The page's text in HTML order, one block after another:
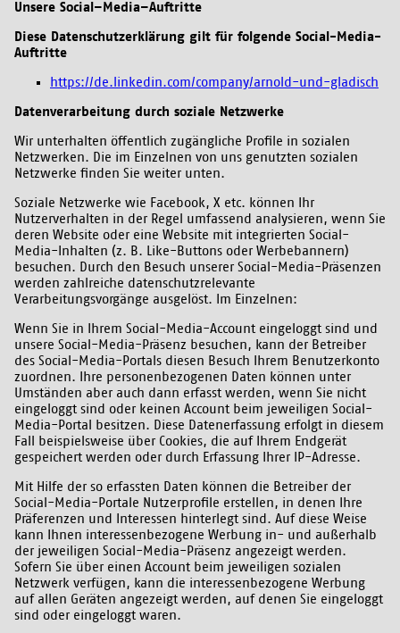
Unsere Social–Media–Auftritte
Diese Datenschutzerklärung gilt für folgende Social-Media-
Auftritte
https://de.linkedin.com/company/arnold-und-gladisch
Datenverarbeitung durch soziale Netzwerke
Wir unterhalten öffentlich zugängliche Profile in sozialen
Netzwerken. Die im Einzelnen von uns genutzten sozialen
Netzwerke finden Sie weiter unten.
Soziale Netzwerke wie Facebook, X etc. können Ihr
Nutzerverhalten in der Regel umfassend analysieren, wenn Sie
deren Website oder eine Website mit integrierten Social-
Media-Inhalten (z. B. Like-Buttons oder Werbebannern)
besuchen. Durch den Besuch unserer Social-Media-Präsenzen
werden zahlreiche datenschutzrelevante
Verarbeitungsvorgänge ausgelöst. Im Einzelnen:
Wenn Sie in Ihrem Social-Media-Account eingeloggt sind und
unsere Social-Media-Präsenz besuchen, kann der Betreiber
des Social-Media-Portals diesen Besuch Ihrem Benutzerkonto
zuordnen. Ihre personenbezogenen Daten können unter
Umständen aber auch dann erfasst werden, wenn Sie nicht
eingeloggt sind oder keinen Account beim jeweiligen Social-
Media-Portal besitzen. Diese Datenerfassung erfolgt in diesem
Fall beispielsweise über Cookies, die auf Ihrem Endgerät
gespeichert werden oder durch Erfassung Ihrer IP-Adresse.
Mit Hilfe der so erfassten Daten können die Betreiber der
Social-Media-Portale Nutzerprofile erstellen, in denen Ihre
Präferenzen und Interessen hinterlegt sind. Auf diese Weise
kann Ihnen interessenbezogene Werbung in- und außerhalb
der jeweiligen Social-Media-Präsenz angezeigt werden.
Sofern Sie über einen Account beim jeweiligen sozialen
Netzwerk verfügen, kann die interessenbezogene Werbung
auf allen Geräten angezeigt werden, auf denen Sie eingeloggt
sind oder eingeloggt waren.